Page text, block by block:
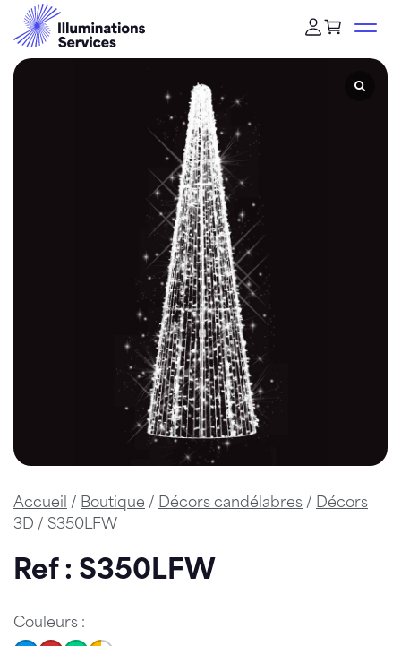
Accueil / Boutique / Décors candélabres / Décors
3D / S350LFW
Ref : S350LFW
Couleurs :